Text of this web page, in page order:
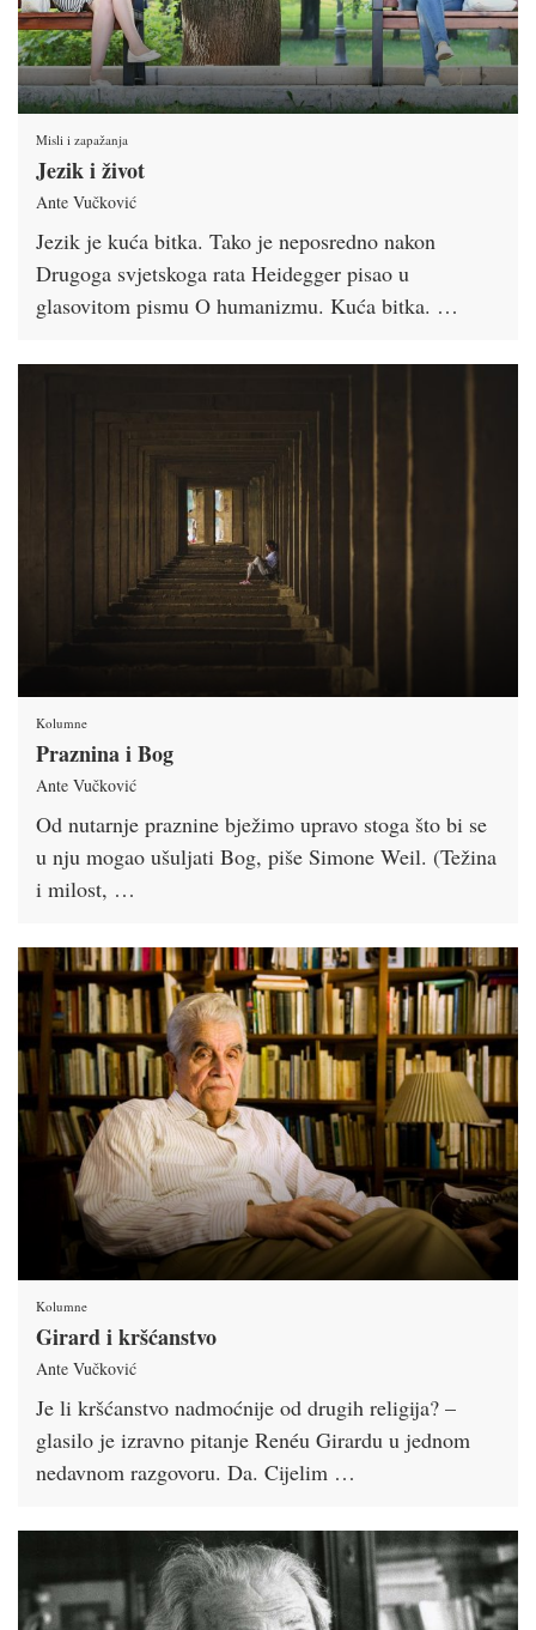
Misli i zapažanja
Jezik i život
Ante Vučković
Jezik je kuća bitka. Tako je neposredno nakon
Drugoga svjetskoga rata Heidegger pisao u
glasovitom pismu O humanizmu. Kuća bitka. …
Kolumne
Praznina i Bog
Ante Vučković
Od nutarnje praznine bježimo upravo stoga što bi se
u nju mogao ušuljati Bog, piše Simone Weil. (Težina
i milost, …
Kolumne
Girard i kršćanstvo
Ante Vučković
Je li kršćanstvo nadmoćnije od drugih religija? –
glasilo je izravno pitanje Renéu Girardu u jednom
nedavnom razgovoru. Da. Cijelim …